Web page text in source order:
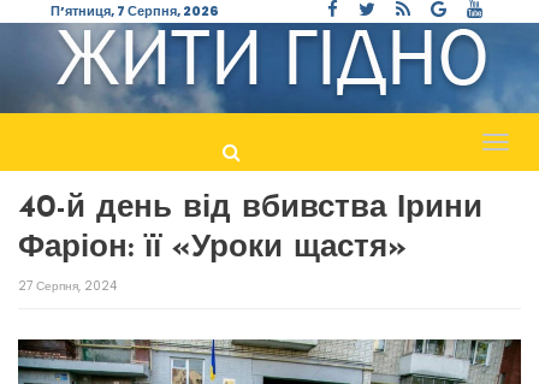
П’ятниця, 7 Серпня, 2026
40-й день від вбивства Ірини
Фаріон: її «Уроки щастя»
27 Серпня, 2024